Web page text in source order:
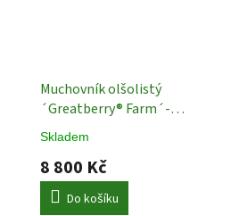
Muchovník olšolistý
´Greatberry® Farm´-
vícekmen - 180 - 220 cm
Skladem
8 800 Kč
Do košíku